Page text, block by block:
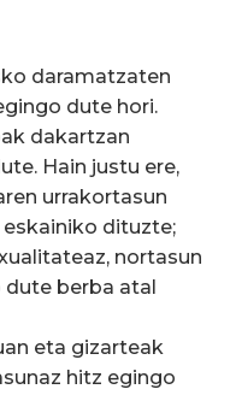
daramatzaten
dute hori.
dakartzan
Hain justu ere,
urrakortasun
dituzte;
nortasun
berba atal
eta gizarteak
hitz egingo